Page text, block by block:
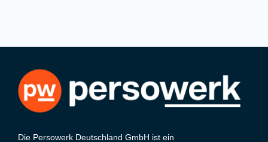
Die Persowerk Deutschland GmbH ist ein